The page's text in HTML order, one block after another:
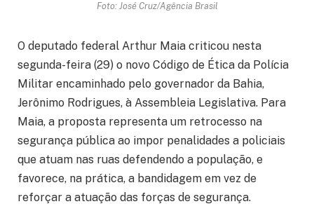
Foto: José Cruz/Agência Brasil
O deputado federal Arthur Maia criticou nesta
segunda-feira (29) o novo Código de Ética da Polícia
Militar encaminhado pelo governador da Bahia,
Jerônimo Rodrigues, à Assembleia Legislativa. Para
Maia, a proposta representa um retrocesso na
segurança pública ao impor penalidades a policiais
que atuam nas ruas defendendo a população, e
favorece, na prática, a bandidagem em vez de
reforçar a atuação das forças de segurança.